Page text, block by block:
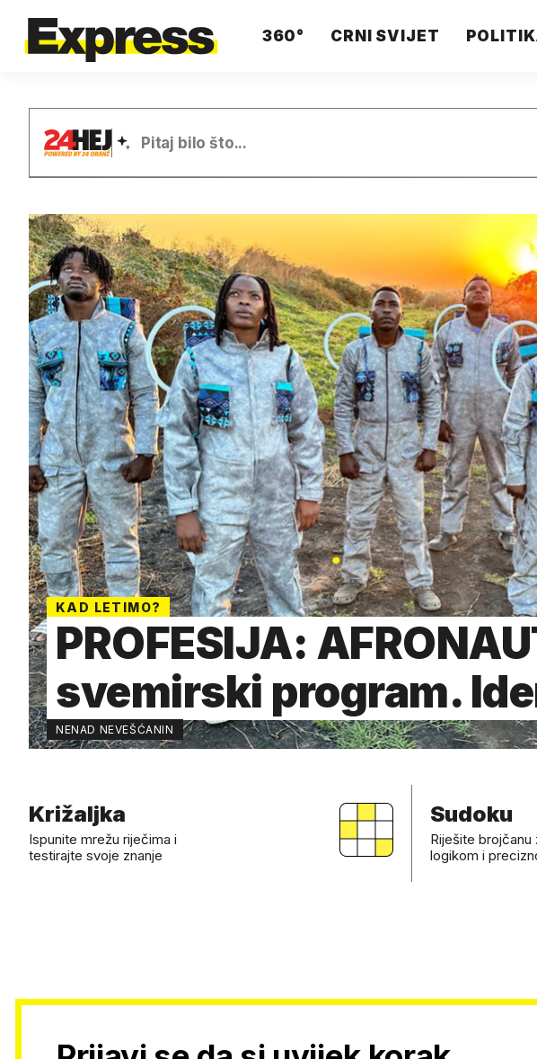
360° CRNI SVIJET
KAD LETIMO?
PROFESIJA:
svemirski program.
NENAD NEVEŠĆANIN
Križaljka
Ispunite mrežu riječima i
testirajte svoje znanje
Sudoku
Riješite brojčanu
logikom i